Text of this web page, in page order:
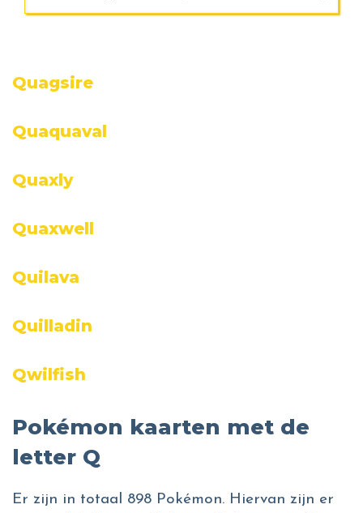
Quagsire
Quaquaval
Quaxly
Quaxwell
Quilava
Quilladin
Qwilfish
Pokémon kaarten met de
letter Q
Er zijn in totaal 898 Pokémon. Hiervan zijn er